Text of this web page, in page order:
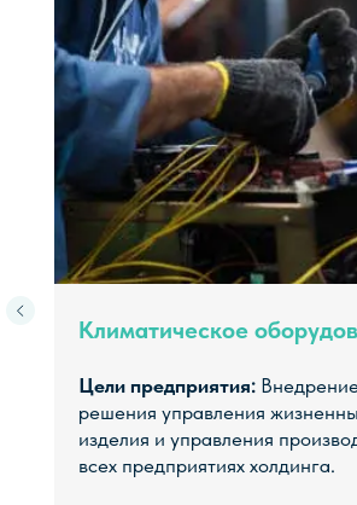
Климатическое
Цели предприятия:
решения управления
изделия и управления
всех предприятиях холдинга.
Не упустите возможность повысить
эффективность вашего производства!
Обратитесь к специалистам, которые
проведут обследование бизнес-
процессов и помогут вам разработать
стратегию для достижения новых высот.
Свяжитесь с нами сегодня, чтобы начать
путь к оптимизации!